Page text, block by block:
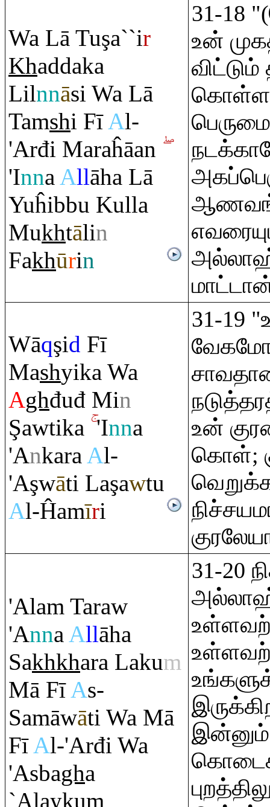
Wa Lā Tuşa``ir
Khaddaka
Lilnnāsi Wa Lā
Tamshi FīAl-
'Arđi Maraĥāan
'InnaAllāha Lā
Yuĥibbu Kulla
Mukhtālin
Fakhūrin
31-18
உன்
விட்டும்
Wāqşid Fī
Mashyika Wa
Aghđuđ Min
Şawtika 'Inna
'AnkaraAl-
'Aşwāti Laşawtu
Al-Ĥamīri
31-19
உன்
கொள்;
'Alam Taraw
'AnnaAllāha
Sakhkhara Lakum
Mā FīAs-
Samāwāti Wa Mā
FīAl-'Arđi Wa
'Asbagha
`Alaykum
31-20